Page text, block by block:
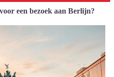
een bezoek aan Berlijn?